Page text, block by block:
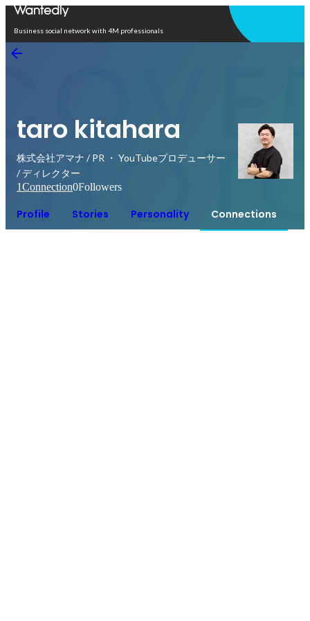
Business social network with 4M professionals
taro kitahara
株式会社アマナ / PR ・ YouTubeプロデューサー
/ ディレクター
1Connection0Followers
Profile Stories Personality Connections